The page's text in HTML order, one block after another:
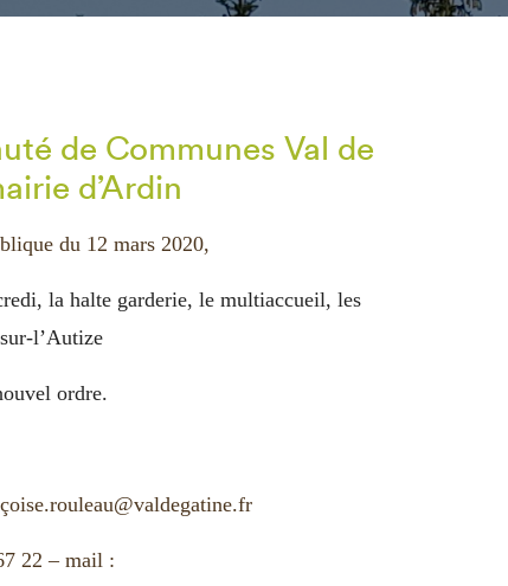
de Communes Val de
d’Ardin
du 12 mars 2020,
la halte garderie, le multiaccueil, les
l’Autize
ordre.
22 – mail :